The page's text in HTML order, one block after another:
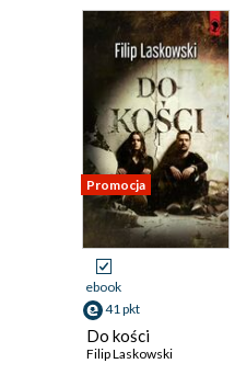
Promocja
ebook
41 pkt
Do kości
Filip Laskowski